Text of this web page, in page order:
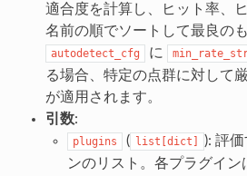
適合度を計算し、ヒット率、
名前の順でソートして最良の
autodetect_cfg に
る場合、特定の点群に対して
が適用されます。
引数:
plugins ( list[dict] ): 評
ンのリスト。各プラグイン